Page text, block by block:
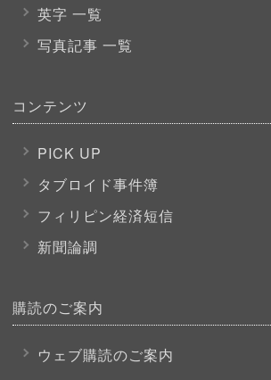
英字 一覧
写真記事 一覧
コンテンツ
PICK UP
タブロイド事件簿
フィリピン経済短信
新聞論調
購読のご案内
ウェブ購読のご案内